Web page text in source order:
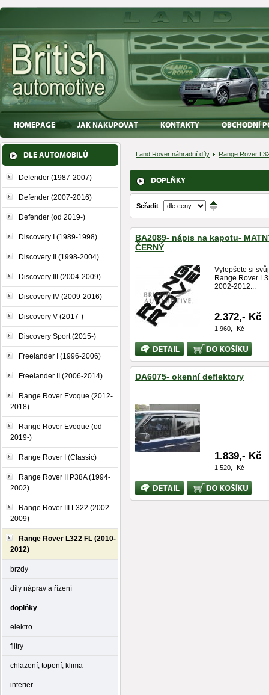
HOMEPAGE JAK NAKUPOVAT KONTAKTY OBCHODNÍ
DLE AUTOMOBILŮ
Defender (1987-2007)
Defender (2007-2016)
Defender (od 2019-)
Discovery I (1989-1998)
Discovery II (1998-2004)
Discovery III (2004-2009)
Discovery IV (2009-2016)
Discovery V (2017-)
Discovery Sport (2015-)
Freelander I (1996-2006)
Freelander II (2006-2014)
Range Rover Evoque (2012-
2018)
Range Rover Evoque (od
2019-)
Range Rover I (Classic)
Range Rover II P38A (1994-
2002)
Range Rover III L322 (2002-
2009)
Range Rover L322 FL (2010-
2012)
brzdy
díly náprav a řízení
doplňky
elektro
filtry
chlazení, topení, klima
interier
Land Rover náhradní díly Range Rover
DOPLŇKY
Seřadit ↑
↓
BA2089- nápis na kapotu-
ČERNÝ
Vylepšete si svůj
Range Rover
2002-2012...
2.372,- Kč
1.960,- Kč
Bližší
informace
Koupit
DA6075- okenní deflektory
1.839,- Kč
1.520,- Kč
Bližší
informace
Koupit